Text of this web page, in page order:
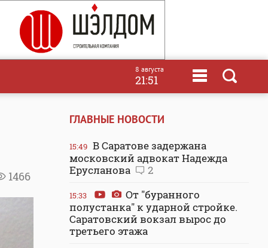
8 августа
21:51
1466
ГЛАВНЫЕ НОВОСТИ
15:49 В Саратове задержана
московский адвокат Надежда
Ерусланова
2
15:33
От "буранного
полустанка" к ударной стройке.
Саратовский вокзал вырос до
третьего этажа